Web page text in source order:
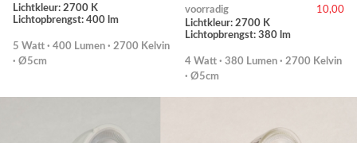
Lichtkleur: 2700 K
Lichtopbrengst: 400 lm
5 Watt · 400 Lumen · 2700 Kelvin
· Ø5cm
voorradig
10,00
Lichtkleur: 2700 K
Lichtopbrengst: 380 lm
4 Watt · 380 Lumen · 2700 Kelvin
· Ø5cm